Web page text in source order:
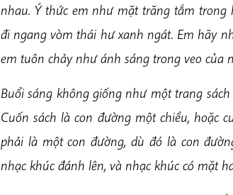
nhau. Ý thức em như mặt trăng tắm trong
đi ngang vòm thái hư xanh ngát. Em hãy
em tuôn chảy như ánh sáng trong veo của
Buổi sáng không giống như một trang
Cuốn sách là con đường một chiều, hoặc
phải là một con đường, dù đó là con
nhạc khúc đánh lên, và nhạc khúc có mặt